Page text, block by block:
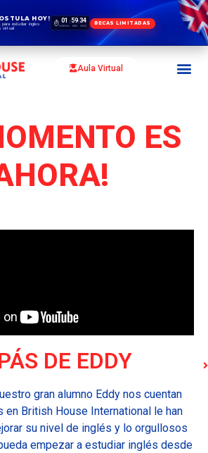
HOY!
para estudiar ingles
virtual
01
HORAS
:59
MIN
:33
SEG BECAS LIMITADAS
Aula Virtual
ES
DE EDDY
gran alumno Eddy nos cuentan
British House International le han
su nivel de inglés y lo orgullosos
empezar a estudiar inglés desde